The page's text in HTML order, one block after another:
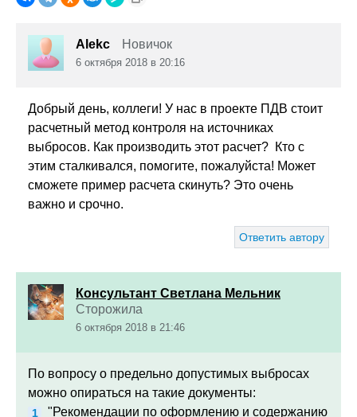
Alekc Новичок
6 октября 2018 в 20:16
Добрый день, коллеги! У нас в проекте ПДВ стоит
расчетный метод контроля на источниках
выбросов. Как производить этот расчет? Кто с
этим сталкивался, помогите, пожалуйста! Может
сможете пример расчета скинуть? Это очень
важно и срочно.
Ответить автору
Консультант Светлана Мельник
Сторожила
6 октября 2018 в 21:46
По вопросу о предельно допустимых выбросах
можно опираться на такие документы:
"Рекомендации по оформлению и содержанию